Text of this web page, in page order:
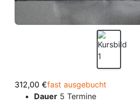
312,00 €fast ausgebucht
Dauer 5 Termine